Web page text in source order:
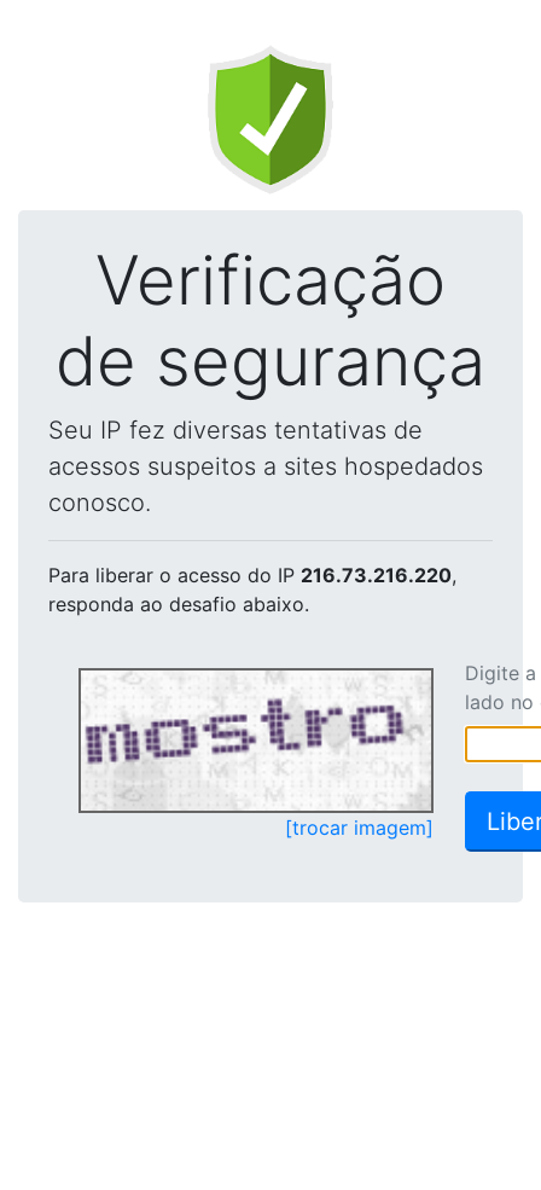
Verificação
de segurança
Seu IP fez diversas tentativas de
acessos suspeitos a sites hospedados
conosco.
Para liberar o acesso do IP 216.73.216.220,
responda ao desafio abaixo.
[trocar imagem]
Digite
lado no